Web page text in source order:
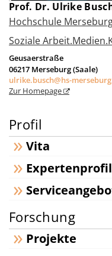
Prof. Dr. Ulrike
Hochschule
Soziale
Geusaerstraße
06217 Merseburg (Saale)
ulrike.busch@hs-
Zur Homepage
Profil
Vita
Expertenprofil
Forschung
Projekte